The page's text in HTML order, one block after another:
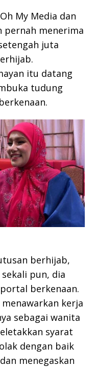
My Media dan
pernah menerima
juta
itu datang
tudung
berhijab,
pun, dia
berkenaan.
kerja
sebagai wanita
syarat
dengan baik
menegaskan